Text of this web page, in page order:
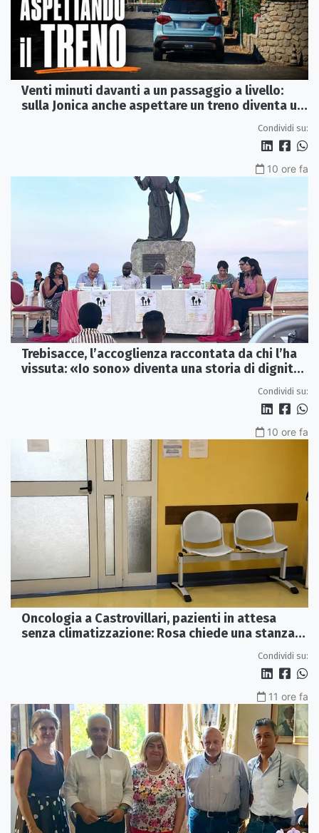
Venti minuti davanti a un passaggio a livello:
sulla Jonica anche aspettare un treno diventa un
Condividi su:
10 ore fa
Trebisacce, l’accoglienza raccontata da chi l’ha
vissuta: «Io sono» diventa una storia di dignità
Condividi su:
10 ore fa
Oncologia a Castrovillari, pazienti in attesa
senza climatizzazione: Rosa chiede una stanza
Condividi su:
11 ore fa